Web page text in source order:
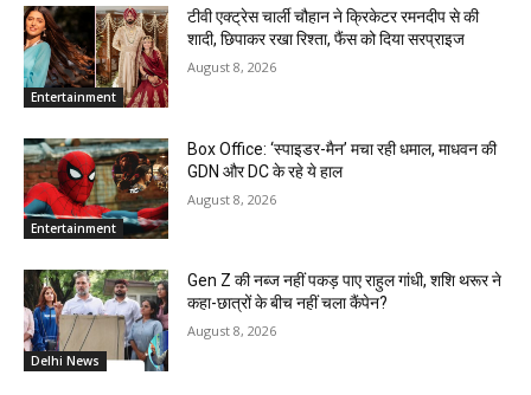
Entertainment
टीवी एक्ट्रेस चार्ली चौहान ने क्रिकेटर रमनदीप से की
शादी, छिपाकर रखा रिश्ता, फैंस को दिया सरप्राइज
August 8, 2026
Entertainment
Box Office: ‘स्पाइडर-मैन’ मचा रही धमाल, माधवन की
GDN और DC के रहे ये हाल
August 8, 2026
Delhi News
Gen Z की नब्ज नहीं पकड़ पाए राहुल गांधी, शशि थरूर ने
कहा-छात्रों के बीच नहीं चला कैंपेन?
August 8, 2026